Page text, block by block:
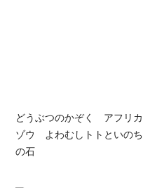
どうぶつのかぞく アフリカ
ゾウ よわむしトトといのち
の石